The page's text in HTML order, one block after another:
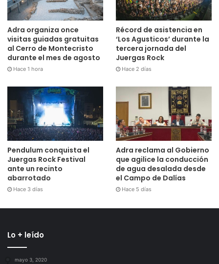
Adra organiza once
visitas guiadas gratuitas
al Cerro de Montecristo
durante el mes de agosto
Hace 1 hora
Récord de asistencia en
‘Los Agusticos’ durante la
tercera jornada del
Juergas Rock
Hace 2 días
Pendulum conquista el
Juergas Rock Festival
ante un recinto
abarrotado
Hace 3 días
Adra reclama al Gobierno
que agilice la conducción
de agua desalada desde
el Campo de Dalías
Hace 5 días
Lo + leído
mayo 3, 2020